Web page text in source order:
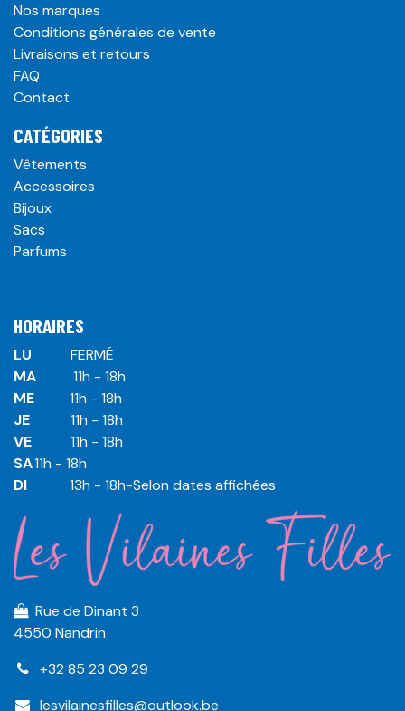
Nos marques
Conditions générales de vente
Livraisons et retours
FAQ
Contact
CATÉGORIES
Vêtements
Accessoires
Bijoux
Sacs
Parfums
HORAIRES
LU
​ ​FERMÉ
MA
​11h - 18h
ME
​11h - 18h
JE
​​11h - 18h
VE
​​​11h - 18h
SA​​​11h - 18h
DI
​​​ 13h - 18h-Selon dates affichées
Rue de Dinant 3
4550 Nandrin
+32 85 23 09 29
lesvilainesfilles@outlook.be